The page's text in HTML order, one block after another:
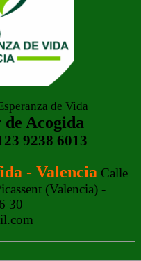
de Vida
Acogida
9238 6013
- Valencia Calle
(Valencia) -
30